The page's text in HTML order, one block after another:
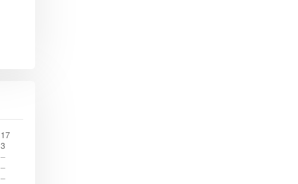
17
3
–
–
–